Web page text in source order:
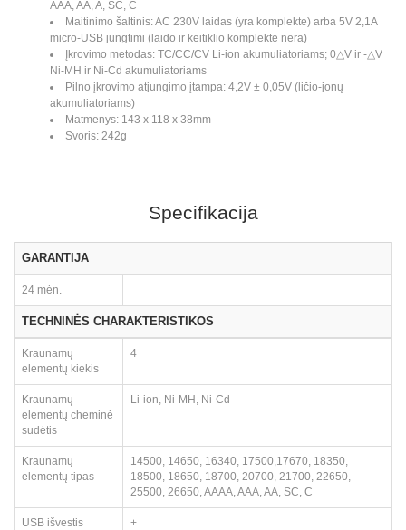
AAA, AA, A, SC, C
Maitinimo šaltinis: AC 230V laidas (yra komplekte) arba 5V 2,1A
micro-USB jungtimi (laido ir keitiklio komplekte nėra)
Įkrovimo metodas: TC/CC/CV Li-ion akumuliatoriams; 0△V ir -△V
Ni-MH ir Ni-Cd akumuliatoriams
Pilno įkrovimo atjungimo įtampa: 4,2V ± 0,05V (ličio-jonų
akumuliatoriams)
Matmenys: 143 x 118 x 38mm
Svoris: 242g
Specifikacija
GARANTIJA
24 mėn.
TECHNINĖS CHARAKTERISTIKOS
Kraunamų
elementų kiekis
4
Kraunamų
elementų cheminė
sudėtis
Li-ion, Ni-MH, Ni-Cd
Kraunamų
elementų tipas
14500, 14650, 16340, 17500,17670, 18350,
18500, 18650, 18700, 20700, 21700, 22650,
25500, 26650, AAAA, AAA, AA, SC, C
USB išvestis +